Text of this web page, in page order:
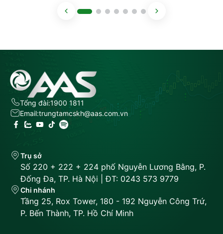
Tổng đài:1900 1811
Email:trungtamcskh@aas.com.vn
Trụ sở
Số 220 + 222 + 224 phố Nguyễn Lương Bằng, P.
Đống Đa, TP. Hà Nội | ĐT: 0243 573 9779
Chi nhánh
Tầng 25, Rox Tower, 180 - 192 Nguyễn Công Trứ,
P. Bến Thành, TP. Hồ Chí Minh